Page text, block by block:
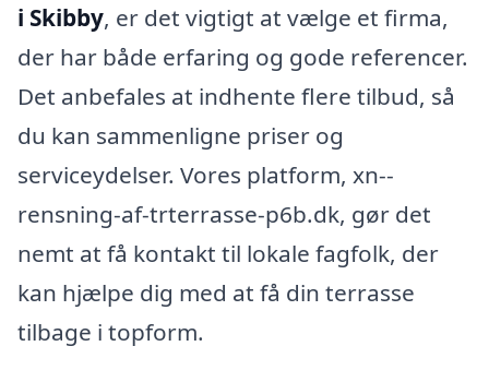
i Skibby, er det vigtigt at vælge et firma,
der har både erfaring og gode referencer.
Det anbefales at indhente flere tilbud, så
du kan sammenligne priser og
serviceydelser. Vores platform, xn--
rensning-af-trterrasse-p6b.dk, gør det
nemt at få kontakt til lokale fagfolk, der
kan hjælpe dig med at få din terrasse
tilbage i topform.